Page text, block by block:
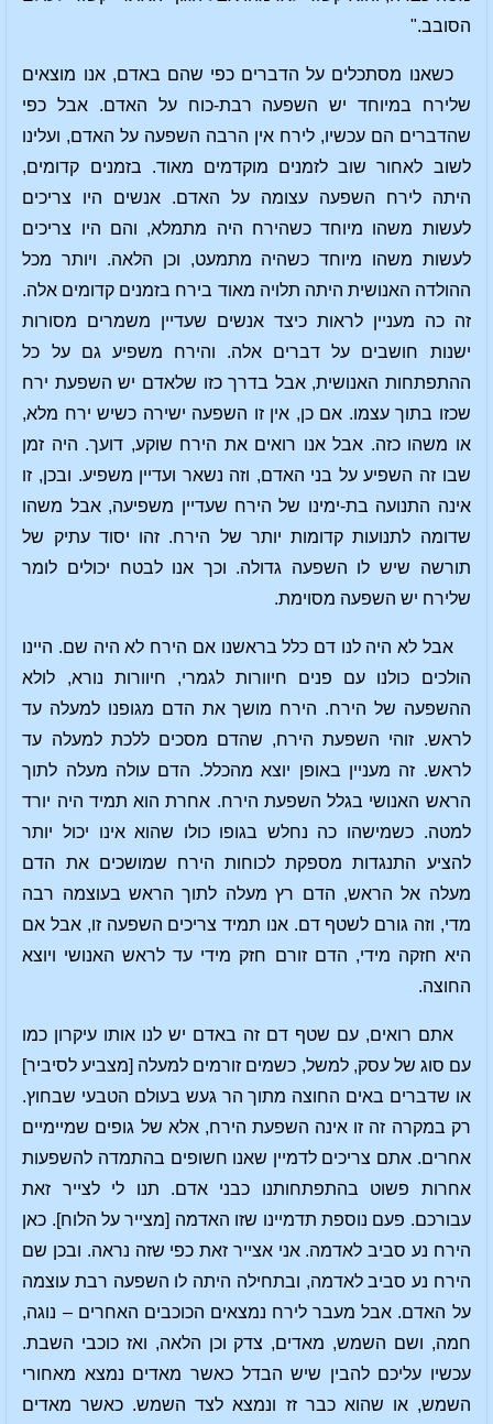
הסובב."
כשאנו מסתכלים על הדברים כפי שהם באדם, אנו מוצאים
שלירח במיוחד יש השפעה רבת-כוח על האדם. אבל כפי
שהדברים הם עכשיו, לירח אין הרבה השפעה על האדם, ועלינו
לשוב לאחור שוב לזמנים מוקדמים מאוד. בזמנים קדומים,
היתה לירח השפעה עצומה על האדם. אנשים היו צריכים
לעשות משהו מיוחד כשהירח היה מתמלא, והם היו צריכים
לעשות משהו מיוחד כשהיה מתמעט, וכן הלאה. ויותר מכל
ההולדה האנושית היתה תלויה מאוד בירח בזמנים קדומים אלה.
זה כה מעניין לראות כיצד אנשים שעדיין משמרים מסורות
ישנות חושבים על דברים אלה. והירח משפיע גם על כל
ההתפתחות האנושית, אבל בדרך כזו שלאדם יש השפעת ירח
שכזו בתוך עצמו. אם כן, אין זו השפעה ישירה כשיש ירח מלא,
או משהו כזה. אבל אנו רואים את הירח שוקע, דועך. היה זמן
שבו זה השפיע על בני האדם, וזה נשאר ועדיין משפיע. ובכן, זו
אינה התנועה בת-ימינו של הירח שעדיין משפיעה, אבל משהו
שדומה לתנועות קדומות יותר של הירח. זהו יסוד עתיק של
תורשה שיש לו השפעה גדולה. וכך אנו לבטח יכולים לומר
שלירח יש השפעה מסוימת.
אבל לא היה לנו דם כלל בראשנו אם הירח לא היה שם. היינו
הולכים כולנו עם פנים חיוורות לגמרי, חיוורות נורא, לולא
ההשפעה של הירח. הירח מושך את הדם מגופנו למעלה עד
לראש. זוהי השפעת הירח, שהדם מסכים ללכת למעלה עד
לראש. זה מעניין באופן יוצא מהכלל. הדם עולה מעלה לתוך
הראש האנושי בגלל השפעת הירח. אחרת הוא תמיד היה יורד
למטה. כשמישהו כה נחלש בגופו כולו שהוא אינו יכול יותר
להציע התנגדות מספקת לכוחות הירח שמושכים את הדם
מעלה אל הראש, הדם רץ מעלה לתוך הראש בעוצמה רבה
מדי, וזה גורם לשטף דם. אנו תמיד צריכים השפעה זו, אבל אם
היא חזקה מידי, הדם זורם חזק מידי עד לראש האנושי ויוצא
החוצה.
אתם רואים, עם שטף דם זה באדם יש לנו אותו עיקרון כמו
עם סוג של עסק, למשל, כשמים זורמים למעלה [מצביע לסיביר]
או שדברים באים החוצה מתוך הר געש בעולם הטבעי שבחוץ.
רק במקרה זה זו אינה השפעת הירח, אלא של גופים שמיימיים
אחרים. אתם צריכים לדמיין שאנו חשופים בהתמדה להשפעות
אחרות פשוט בהתפתחותנו כבני אדם. תנו לי לצייר זאת
עבורכם. פעם נוספת תדמיינו שזו האדמה [מצייר על הלוח]. כאן
הירח נע סביב לאדמה. אני אצייר זאת כפי שזה נראה. ובכן שם
הירח נע סביב לאדמה, ובתחילה היתה לו השפעה רבת עוצמה
על האדם. אבל מעבר לירח נמצאים הכוכבים האחרים – נוגה,
חמה, ושם השמש, מאדים, צדק וכן הלאה, ואז כוכבי השבת.
עכשיו עליכם להבין שיש הבדל כאשר מאדים נמצא מאחורי
השמש, או שהוא כבר זז ונמצא לצד השמש. כאשר מאדים